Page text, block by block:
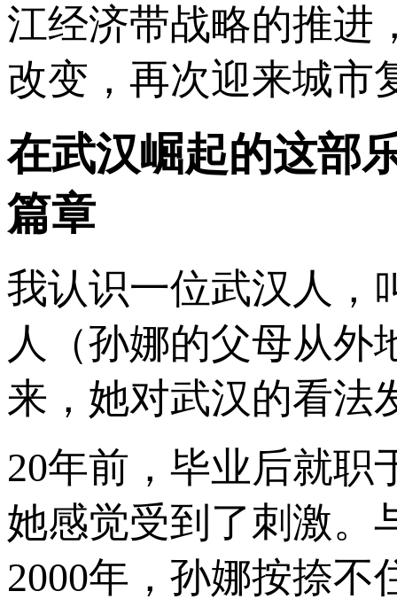
江经济带战略的推进
改变，再次迎来城市
在武汉崛起的这部
篇章
我认识一位武汉人，
人（孙娜的父母从外
来，她对武汉的看法
20年前，毕业后就职
她感觉受到了刺激。
2000年，孙娜按捺